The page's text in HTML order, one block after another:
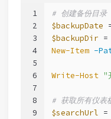
1
2
3
4
5
6
7
8
9
# 创建备份目录
$backupDate
$backupDir =
New-Item -
Write-Host "
# 获取所有仪表
$searchUrl =